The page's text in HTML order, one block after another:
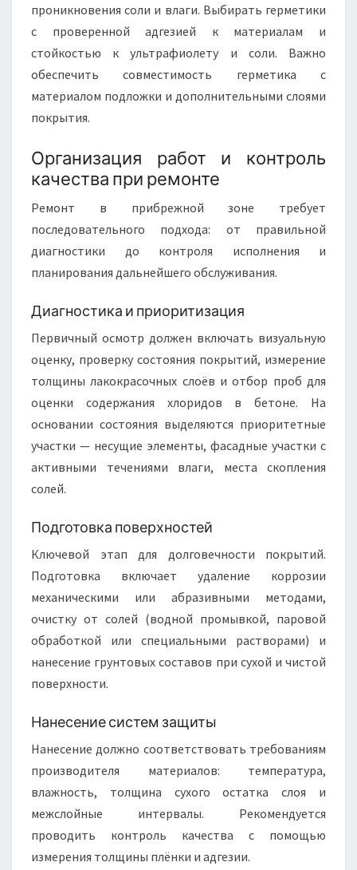
проникновения соли и влаги. Выбирать герметики
с проверенной адгезией к материалам и
стойкостью к ультрафиолету и соли. Важно
обеспечить совместимость герметика с
материалом подложки и дополнительными слоями
покрытия.
Организация работ и контроль
качества при ремонте
Ремонт в прибрежной зоне требует
последовательного подхода: от правильной
диагностики до контроля исполнения и
планирования дальнейшего обслуживания.
Диагностика и приоритизация
Первичный осмотр должен включать визуальную
оценку, проверку состояния покрытий, измерение
толщины лакокрасочных слоёв и отбор проб для
оценки содержания хлоридов в бетоне. На
основании состояния выделяются приоритетные
участки — несущие элементы, фасадные участки с
активными течениями влаги, места скопления
солей.
Подготовка поверхностей
Ключевой этап для долговечности покрытий.
Подготовка включает удаление коррозии
механическими или абразивными методами,
очистку от солей (водной промывкой, паровой
обработкой или специальными растворами) и
нанесение грунтовых составов при сухой и чистой
поверхности.
Нанесение систем защиты
Нанесение должно соответствовать требованиям
производителя материалов: температура,
влажность, толщина сухого остатка слоя и
межслойные интервалы. Рекомендуется
проводить контроль качества с помощью
измерения толщины плёнки и адгезии.